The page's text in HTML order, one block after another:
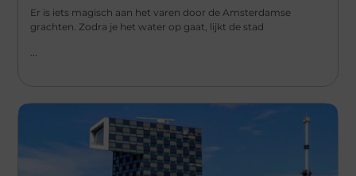
Er is iets magisch aan het varen door de Amsterdamse
grachten. Zodra je het water op gaat, lijkt de stad
...